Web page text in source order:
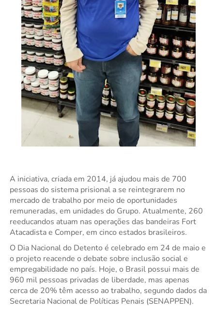
A iniciativa, criada em 2014, já ajudou mais de 700
pessoas do sistema prisional a se reintegrarem no
mercado de trabalho por meio de oportunidades
remuneradas, em unidades do Grupo. Atualmente, 260
reeducandos atuam nas operações das bandeiras Fort
Atacadista e Comper, em cinco estados brasileiros.
O Dia Nacional do Detento é celebrado em 24 de maio e
o projeto reacende o debate sobre inclusão social e
empregabilidade no país. Hoje, o Brasil possui mais de
960 mil pessoas privadas de liberdade, mas apenas
cerca de 20% têm acesso ao trabalho, segundo dados da
Secretaria Nacional de Políticas Penais (SENAPPEN).